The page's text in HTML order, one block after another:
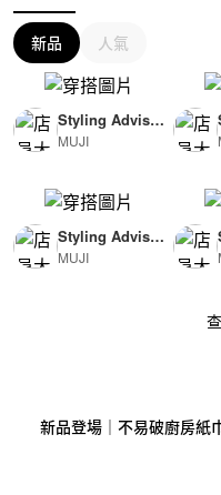
新品 人氣
Styling Advisor
( For Woman )
MUJI
Styling Advisor
( For Man )
MUJI
新品登場｜不易破廚房紙